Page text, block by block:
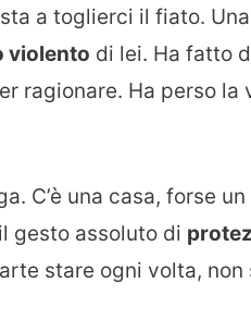
a toglierci il fiato. Una
violento di lei. Ha fatto
ragionare. Ha perso
C’è una casa, forse
gesto assoluto di
stare ogni volta,